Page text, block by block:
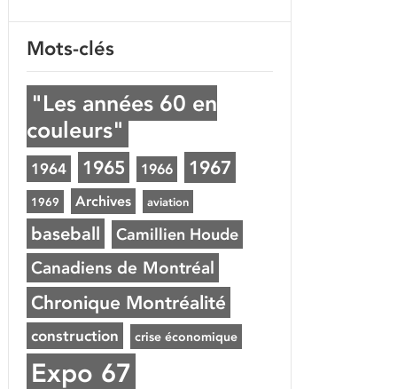
Mots-clés
"Les années 60 en
couleurs"
1964 1965 1966 1967
1969 Archives aviation
baseball Camillien Houde
Canadiens de Montréal
Chronique Montréalité
construction crise économique
Expo 67